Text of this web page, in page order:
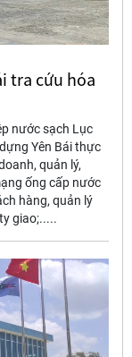
tra cứu hóa
nước sạch Lục
Yên Bái thực
quản lý,
ống cấp nước
hàng, quản lý
giao;.....